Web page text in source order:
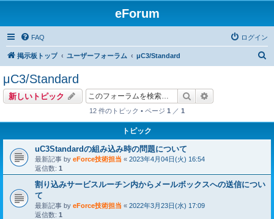
eForum
FAQ ログイン
掲示板トップ ユーザーフォーラム μC3/Standard
μC3/Standard
新しいトピック 検索
12 件のトピック • ページ 1 ／ 1
トピック
uC3Standardの組み込み時の問題について
最新記事 by eForce技術担当 « 2023年4月04日(火) 16:54
返信数: 1
割り込みサービスルーチン内からメールボックスへの送信につい
て
最新記事 by eForce技術担当 « 2022年3月23日(水) 17:09
返信数: 1